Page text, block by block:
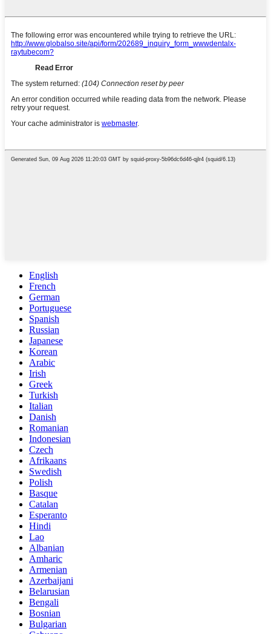
English
French
German
Portuguese
Spanish
Russian
Japanese
Korean
Arabic
Irish
Greek
Turkish
Italian
Danish
Romanian
Indonesian
Czech
Afrikaans
Swedish
Polish
Basque
Catalan
Esperanto
Hindi
Lao
Albanian
Amharic
Armenian
Azerbaijani
Belarusian
Bengali
Bosnian
Bulgarian